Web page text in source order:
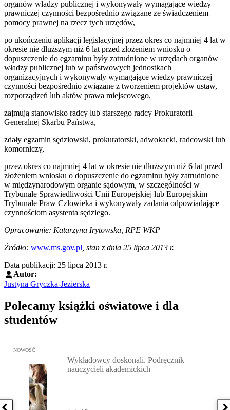
organów władzy publicznej i wykonywały wymagające wiedzy
prawniczej czynności bezpośrednio związane ze świadczeniem
pomocy prawnej na rzecz tych urzędów,
po ukończeniu aplikacji legislacyjnej przez okres co najmniej 4 lat w
okresie nie dłuższym niż 6 lat przed złożeniem wniosku o
dopuszczenie do egzaminu były zatrudnione w urzędach organów
władzy publicznej lub w państwowych jednostkach
organizacyjnych i wykonywały wymagające wiedzy prawniczej
czynności bezpośrednio związane z tworzeniem projektów ustaw,
rozporządzeń lub aktów prawa miejscowego,
zajmują stanowisko radcy lub starszego radcy Prokuratorii
Generalnej Skarbu Państwa,
zdały egzamin sędziowski, prokuratorski, adwokacki, radcowski lub
komorniczy,
przez okres co najmniej 4 lat w okresie nie dłuższym niż 6 lat przed
złożeniem wniosku o dopuszczenie do egzaminu były zatrudnione
w międzynarodowym organie sądowym, w szczególności w
Trybunale Sprawiedliwości Unii Europejskiej lub Europejskim
Trybunale Praw Człowieka i wykonywały zadania odpowiadające
czynnościom asystenta sędziego.
Opracowanie: Katarzyna Irytowska, RPE WKP
Źródło: www.ms.gov.pl , stan z dnia 25 lipca 2013 r.
Data publikacji: 25 lipca 2013 r.
Autor:
Justyna Gryczka-Jezierska
Polecamy książki oświatowe i dla
studentów
Przejdź do: Wykładowcy doskonali. Podręcznik nauczycieli
NOWOŚĆ
Wykładowcy doskonali. Podręcznik
nauczycieli akademickich